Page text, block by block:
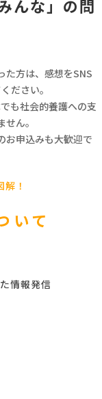
んな」の問
た方は、感想をSNS
ださい。
も社会的養護への支
ん。
お申込みも大歓迎で
！
いて
情報発信